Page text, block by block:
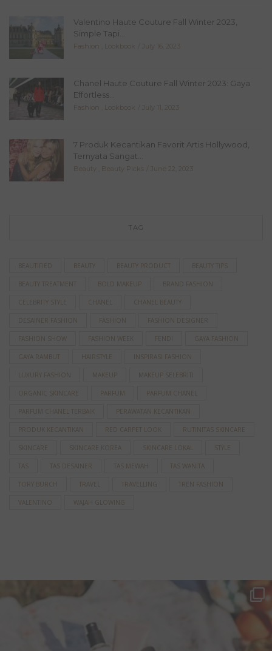
Valentino Haute Couture Fall Winter 2023,
Simple Tapi...
Fashion Lookbook July 16, 2023
Chanel Haute Couture Fall Winter 2023: Gaya
Effortless...
Fashion Lookbook July 11, 2023
7 Produk Kecantikan Favorit Artis Hollywood,
Ternyata Sangat...
Beauty Beauty Picks June 22, 2023
TAG
BEAUTIFIED BEAUTY BEAUTY PRODUCT BEAUTY TIPS
BEAUTY TREATMENT BOLD MAKEUP BRAND FASHION
CELEBRITY STYLE CHANEL CHANEL BEAUTY
DESAINER FASHION FASHION FASHION DESIGNER
FASHION SHOW FASHION WEEK FENDI GAYA FASHION
GAYA RAMBUT HAIRSTYLE INSPIRASI FASHION
LUXURY FASHION MAKEUP MAKEUP SELEBRITI
ORGANIC SKINCARE PARFUM PARFUM CHANEL
PARFUM CHANEL TERBAIK PERAWATAN KECANTIKAN
PRODUK KECANTIKAN RED CARPET LOOK RUTINITAS SKINCARE
SKINCARE SKINCARE KOREA SKINCARE LOKAL STYLE
TAS TAS DESAINER TAS MEWAH TAS WANITA
TORY BURCH TRAVEL TRAVELLING TREN FASHION
VALENTINO WAJAH GLOWING